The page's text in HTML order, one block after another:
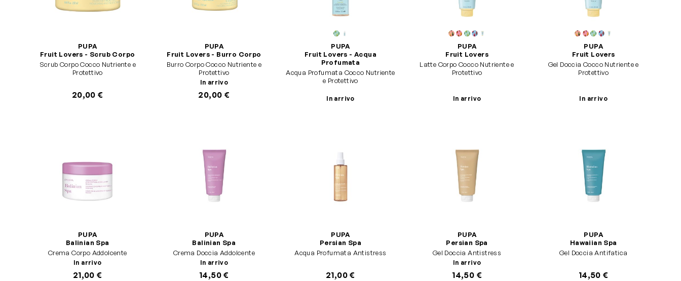
PUPA
Fruit Lovers - Scrub Corpo
Scrub Corpo Cocco Nutriente e
Protettivo
20,00 €
PUPA
Fruit Lovers - Burro Corpo
Burro Corpo Cocco Nutriente e
Protettivo
In arrivo
20,00 €
PUPA
Fruit Lovers - Acqua
Profumata
Acqua Profumata Cocco Nutriente
e Protettivo
In arrivo
PUPA
Fruit Lovers
Latte Corpo Cocco Nutriente e
Protettivo
In arrivo
PUPA
Fruit Lovers
Gel Doccia Cocco Nutriente e
Protettivo
In arrivo
PUPA
Balinian Spa
Crema Corpo Addolcente
In arrivo
21,00 €
PUPA
Balinian Spa
Crema Doccia Addolcente
In arrivo
14,50 €
PUPA
Persian Spa
Acqua Profumata Antistress
21,00 €
PUPA
Persian Spa
Gel Doccia Antistress
In arrivo
14,50 €
PUPA
Hawaiian Spa
Gel Doccia Antifatica
14,50 €